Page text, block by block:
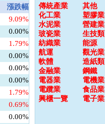
漲跌幅
9.09%
0.00%
1.79%
0.00%
0.00%
0.00%
1.79%
0.69%
0.00%
傳統產業
其他
化工業
塑膠業
水泥業
營建業
玻瓷業
生技類
紡織業
能源
航運
觀光業
軟體
造紙類
金融業
鋼鐵
電器業
電機業
電纜業
食品業
興櫃一覽
電子業